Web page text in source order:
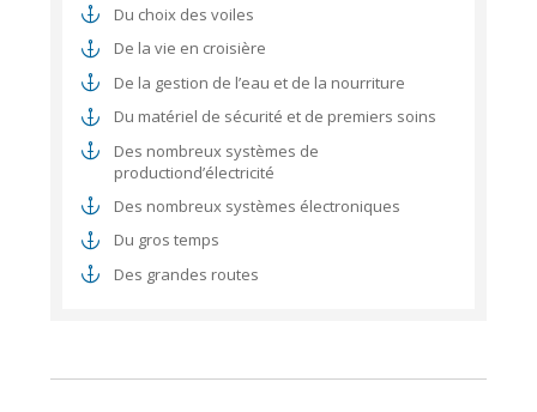
Du choix des voiles
De la vie en croisière
De la gestion de l’eau et de la nourriture
Du matériel de sécurité et de premiers soins
Des nombreux systèmes de
productiond’électricité
Des nombreux systèmes électroniques
Du gros temps
Des grandes routes